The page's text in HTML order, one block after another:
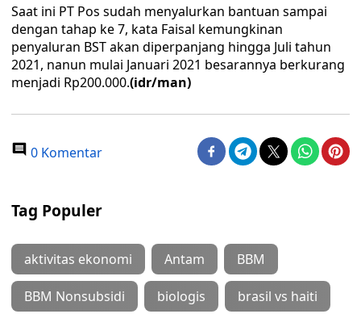
Saat ini PT Pos sudah menyalurkan bantuan sampai
dengan tahap ke 7, kata Faisal kemungkinan
penyaluran BST akan diperpanjang hingga Juli tahun
2021, nanun mulai Januari 2021 besarannya berkurang
menjadi Rp200.000.(idr/man)
0 Komentar
Tag Populer
aktivitas ekonomi Antam BBM
BBM Nonsubsidi biologis brasil vs haiti